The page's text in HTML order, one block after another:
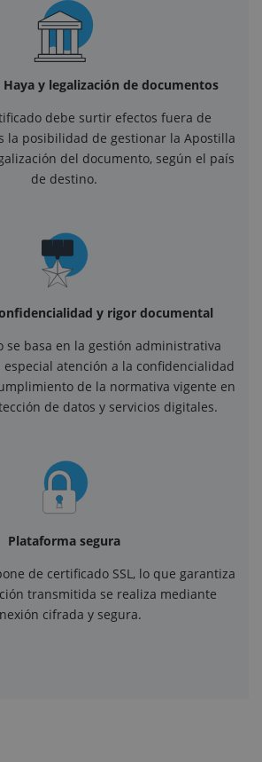
y legalización de documentos
debe surtir efectos fuera de
la posibilidad de gestionar la Apostilla
del documento, según el país
de destino.
y rigor documental
se basa en la gestión administrativa
especial atención a la confidencialidad
de la normativa vigente en
de datos y servicios digitales.
Plataforma segura
de certificado SSL, lo que garantiza
transmitida se realiza mediante
cifrada y segura.